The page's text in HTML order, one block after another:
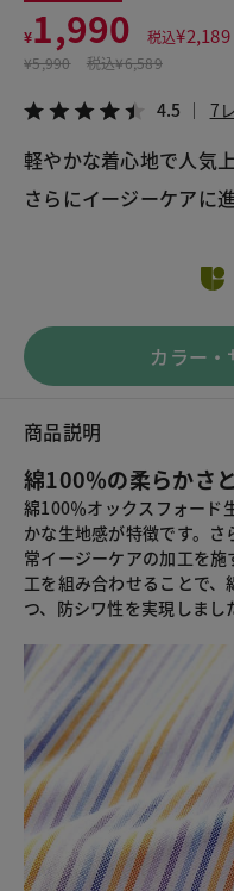
¥1,990 税込¥2,189
¥5,990 税込¥6,589
4.5 7
軽やかな着心地で人気
さらにイージーケアに
カラー
商品説明
綿100％の柔らかさ
綿100％オックスフォード
かな生地感が特徴です。
常イージーケアの加工を
工を組み合わせることで
つ、防シワ性を実現しまし